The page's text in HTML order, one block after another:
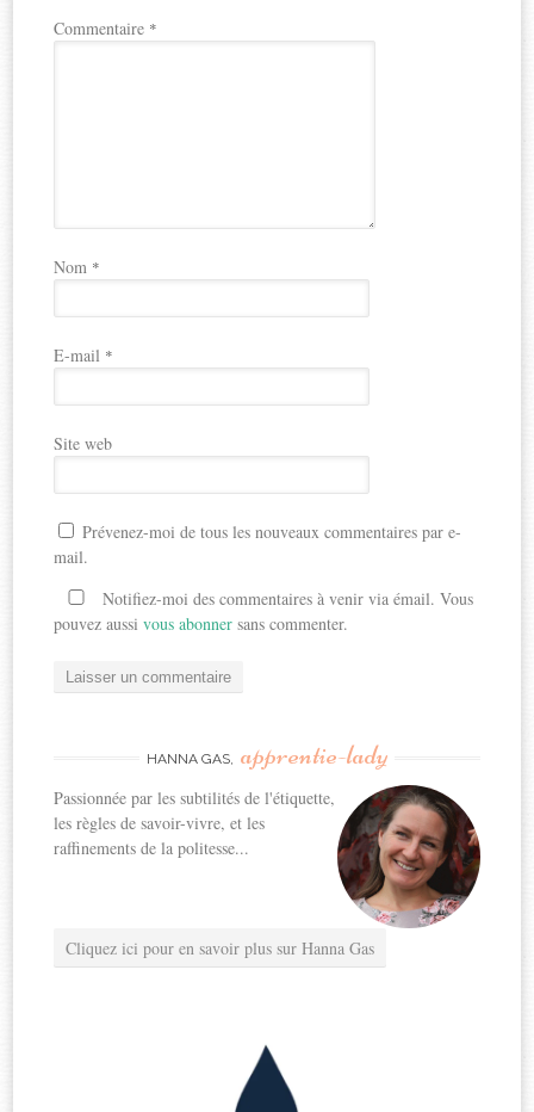
Commentaire *
Nom *
E-mail *
Site web
Prévenez-moi de tous les nouveaux commentaires par e-
mail.
Notifiez-moi des commentaires à venir via émail. Vous
pouvez aussivous abonner sans commenter.
HANNA GAS, apprentie-lady
Passionnée par les subtilités de l'étiquette,
les règles de savoir-vivre, et les
raffinements de la politesse...
Cliquez ici pour en savoir plus sur Hanna Gas